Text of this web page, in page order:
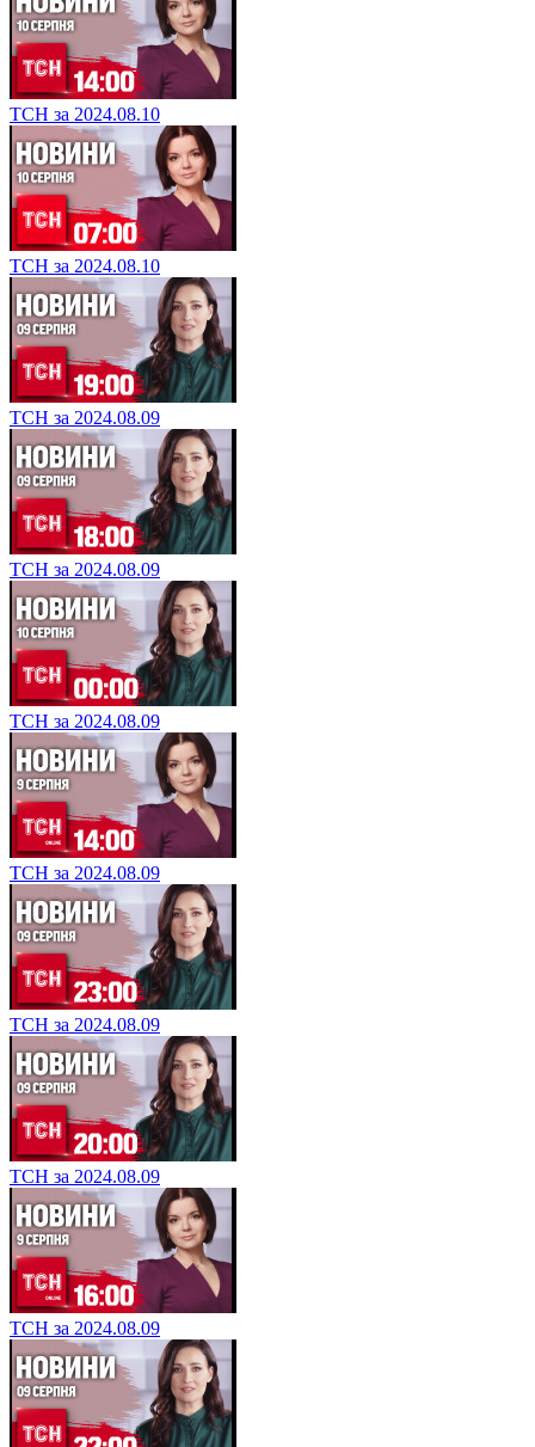
ТСН за 2024.08.10
ТСН за 2024.08.10
ТСН за 2024.08.09
ТСН за 2024.08.09
ТСН за 2024.08.09
ТСН за 2024.08.09
ТСН за 2024.08.09
ТСН за 2024.08.09
ТСН за 2024.08.09